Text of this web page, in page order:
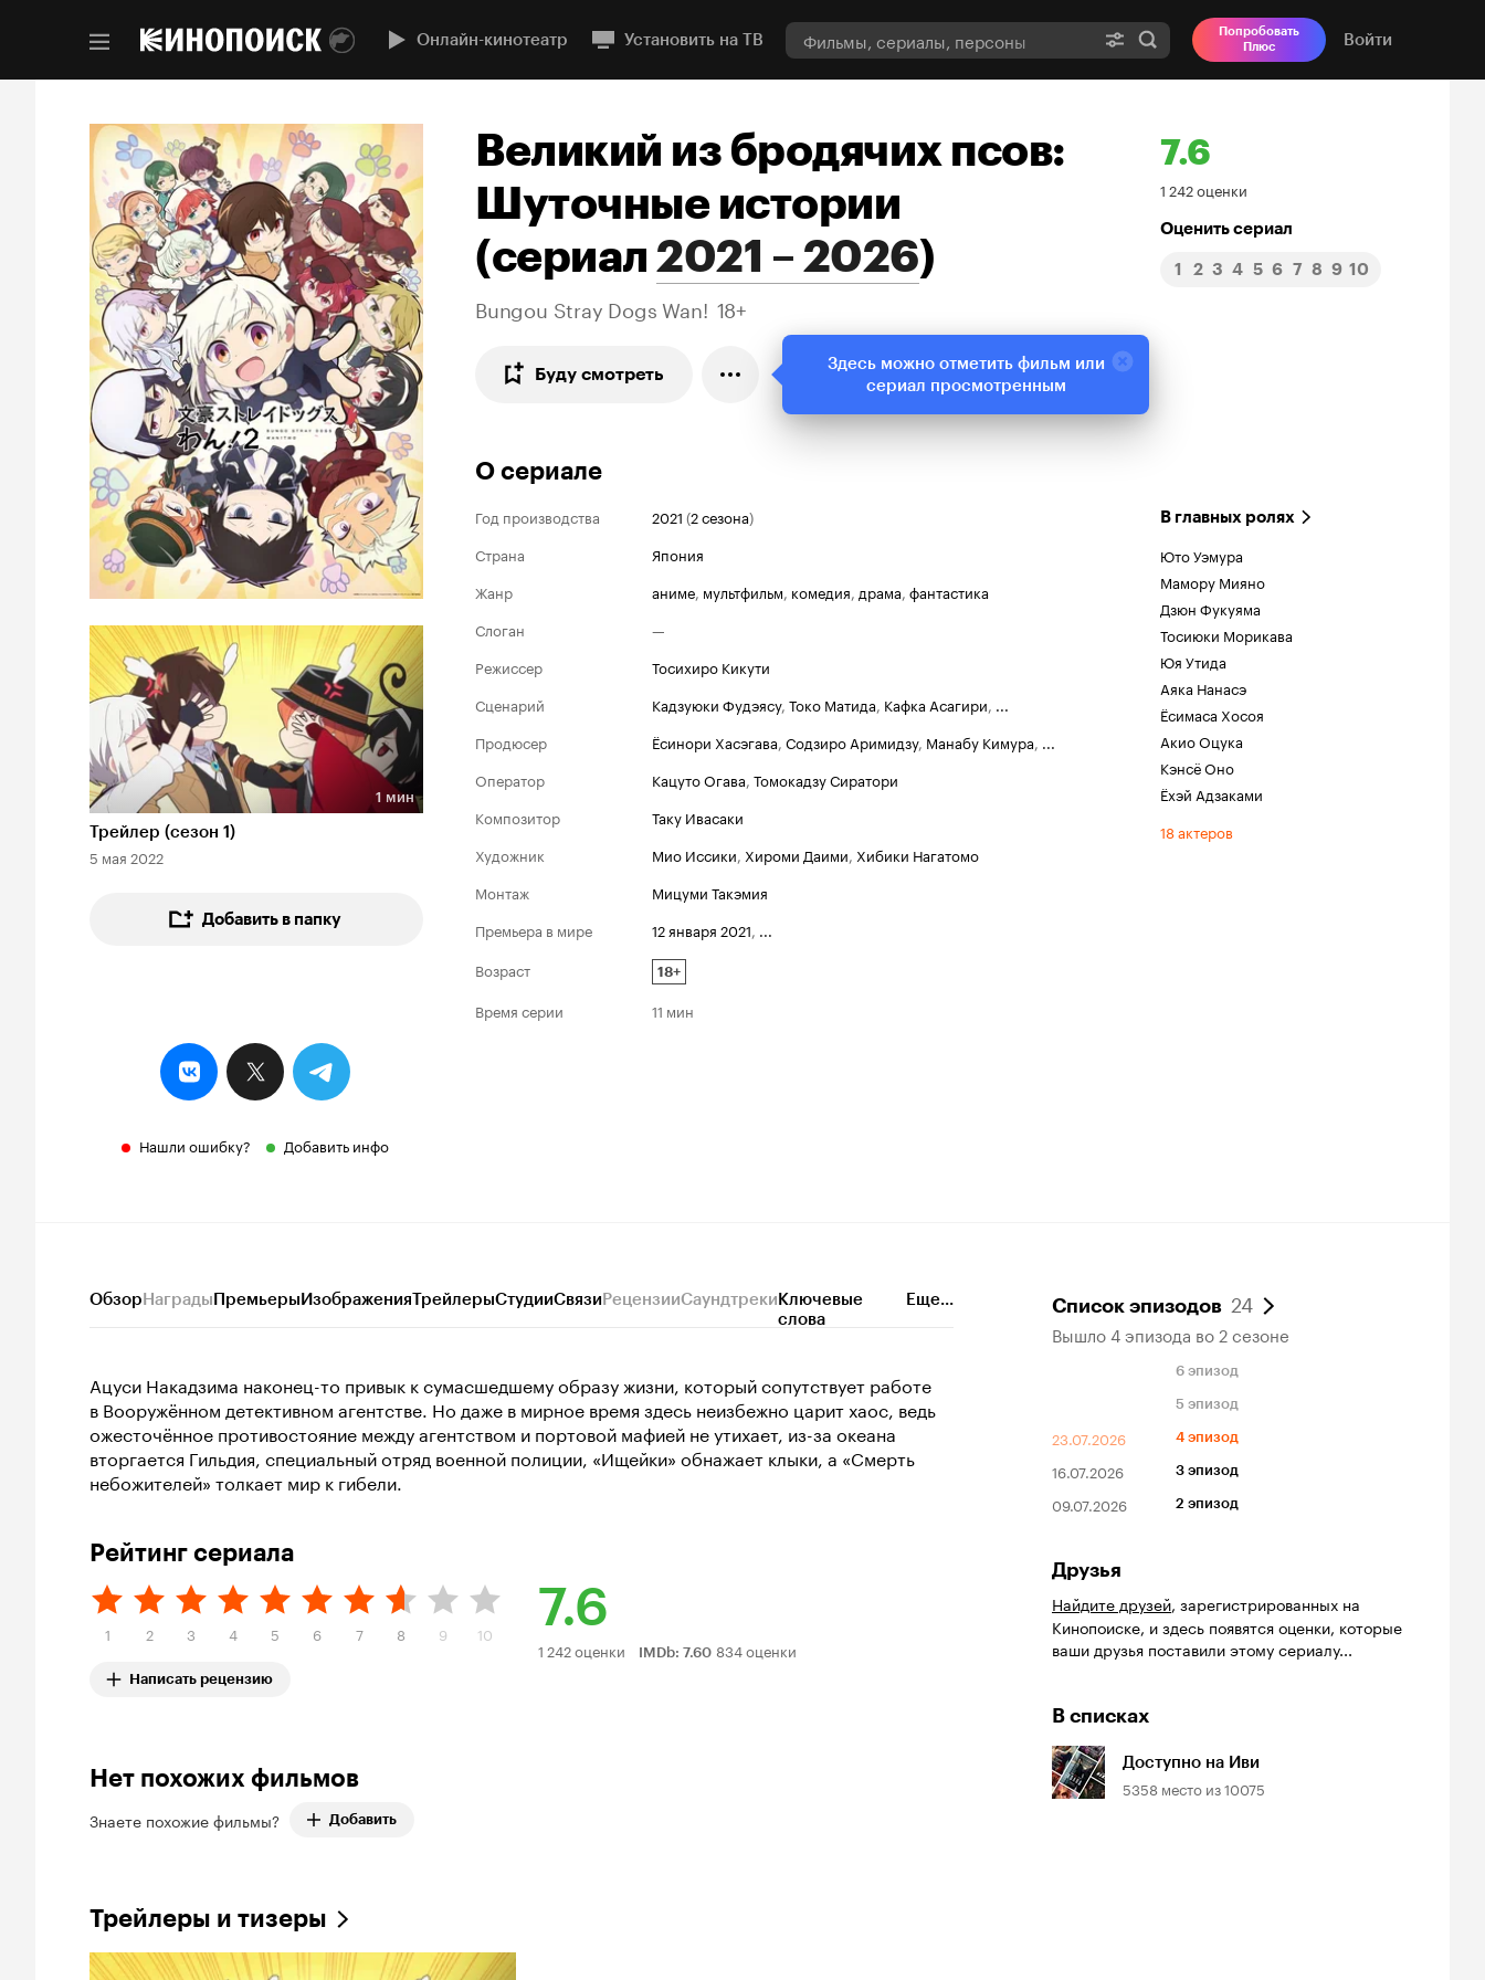
Онлайн-кинотеатр Установить на ТВ
Попробовать
Плюс
Войти
Длительность 1 мин
1 мин
Трейлер (сезон 1)
5 мая 2022
Добавить в папку
Нашли ошибку? Добавить инфо
Великий из бродячих псов:
Шуточные истории
(сериал2021 – 2026)
Bungou Stray Dogs Wan! 18+
Буду смотреть
7.6
Рейтинг
Кинопоиска
7.6
1 242 оценки
Оценить сериал
1 2 3 4 5 6 7 8 9 10
О сериале
Год производства 2021 (2 сезона)
Страна
Япония
Жанр
аниме, мультфильм, комедия, драма, фантастика
Слоган
—
Режиссер
Тосихиро Кикути
Сценарий
Кадзуюки Фудэясу, Токо Матида, Кафка Асагири, ...
Продюсер
Ёсинори Хасэгава, Содзиро Аримидзу, Манабу Кимура, ...
Оператор
Кацуто Огава, Томокадзу Сиратори
Композитор
Таку Ивасаки
Художник
Мио Иссики, Хироми Даими, Хибики Нагатомо
Монтаж
Мицуми Такэмия
Премьера в мире
12 января 2021, ...
Возраст
18+
Время серии 11 мин
В главных ролях
Юто Уэмура
Мамору Мияно
Дзюн Фукуяма
Тосиюки Морикава
Юя Утида
Аяка Нанасэ
Ёсимаса Хосоя
Акио Оцука
Кэнсё Оно
Ёхэй Адзаками
18 актеров
ОбзорНаградыПремьерыИзображенияТрейлерыСтудииСвязиРецензииСаундтрекиКлючевые
слова
Еще...
Ацуси Накадзима наконец-то привык к сумасшедшему образу жизни, который сопутствует работе
в Вооружённом детективном агентстве. Но даже в мирное время здесь неизбежно царит хаос, ведь
ожесточённое противостояние между агентством и портовой мафией не утихает, из-за океана
вторгается Гильдия, специальный отряд военной полиции, «Ищейки» обнажает клыки, а «Смерть
небожителей» толкает мир к гибели.
Рейтинг сериала
1 2 3 4 5 6 7 8 9 10
Написать рецензию
7.6
Рейтинг
1 242 оценки IMDb: 7.60 834 оценки
Нет похожих фильмов
Знаете похожие фильмы? Добавить
Трейлеры и тизеры
Список эпизодов 24
Вышло 4 эпизода во 2 сезоне
6 эпизод
5 эпизод
23.07.2026 4 эпизод
16.07.2026 3 эпизод
09.07.2026 2 эпизод
Друзья
Найдите друзей, зарегистрированных на
Кинопоиске, и здесь появятся оценки, которые
ваши друзья поставили этому сериалу...
В списках
Доступно на Иви
5358 место из10075
Здесь можно отметить фильм или
сериал просмотренным